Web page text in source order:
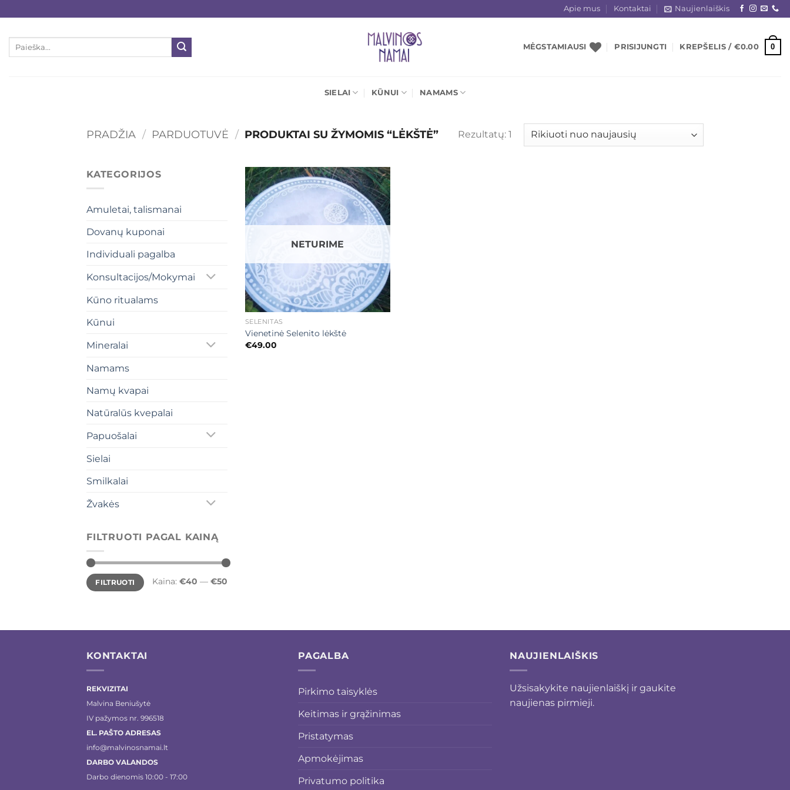
to
content
Apie mus Kontaktai Naujienlaiškis
Ieškoti:
MĖGSTAMIAUSI PRISIJUNGTI KREPŠELIS / €0.00 0
SIELAI KŪNUI NAMAMS
PRADŽIA / PARDUOTUVĖ / PRODUKTAI SU ŽYMOMIS “LĖKŠTĖ” Rezultatų: 1
KATEGORIJOS
Amuletai, talismanai
Dovanų kuponai
Individuali pagalba
Konsultacijos/Mokymai
Kūno ritualams
Kūnui
Mineralai
Namams
Namų kvapai
Natūralūs kvepalai
Papuošalai
Sielai
Smilkalai
Žvakės
FILTRUOTI PAGAL KAINĄ
Min
kaina
Maks
kaina
FILTRUOTI Kaina: €40 — €50
Mėgstamiausias
+
NETURIME
SELENITAS
Vienetinė Selenito lėkštė
€49.00
KONTAKTAI
REKVIZITAI
Malvina Beniušytė
IV pažymos nr. 996518
EL. PAŠTO ADRESAS
info@malvinosnamai.lt
DARBO VALANDOS
Darbo dienomis 10:00 - 17:00
PAGALBA
Pirkimo taisyklės
Keitimas ir grąžinimas
Pristatymas
Apmokėjimas
Privatumo politika
NAUJIENLAIŠKIS
Užsisakykite naujienlaiškį ir gaukite
naujienas pirmieji.